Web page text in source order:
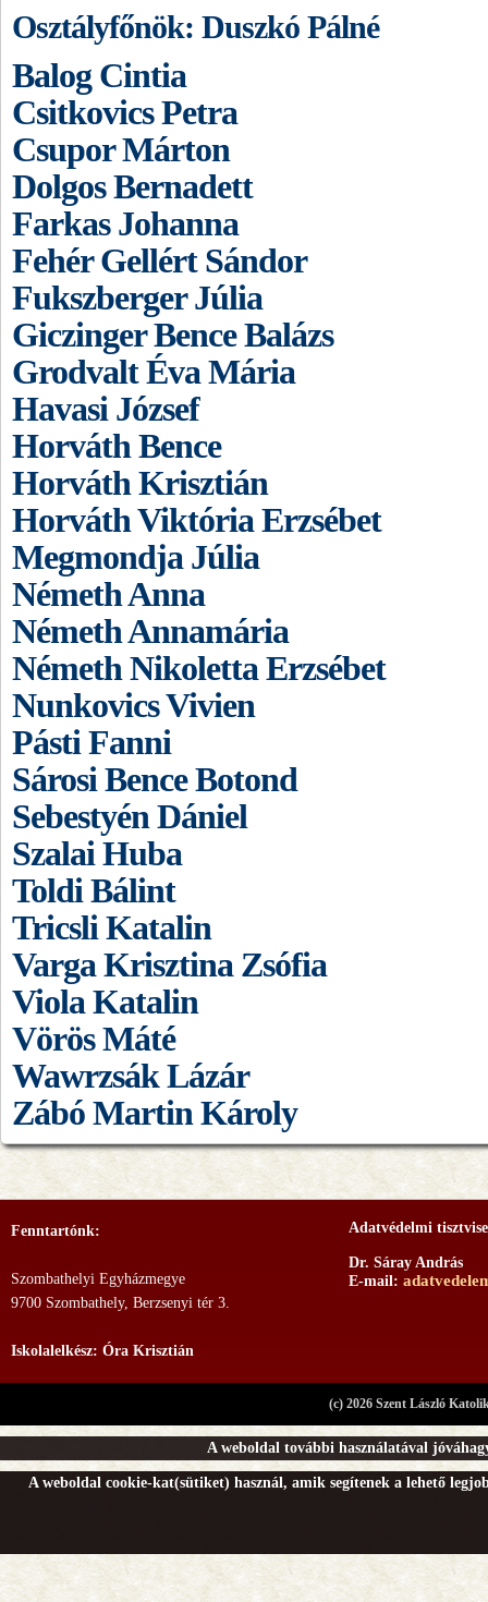
Osztályfőnök: Duszkó Pálné
Balog Cintia
Csitkovics Petra
Csupor Márton
Dolgos Bernadett
Farkas Johanna
Fehér Gellért Sándor
Fukszberger Júlia
Giczinger Bence Balázs
Grodvalt Éva Mária
Havasi József
Horváth Bence
Horváth Krisztián
Horváth Viktória Erzsébet
Megmondja Júlia
Németh Anna
Németh Annamária
Németh Nikoletta Erzsébet
Nunkovics Vivien
Pásti Fanni
Sárosi Bence Botond
Sebestyén Dániel
Szalai Huba
Toldi Bálint
Tricsli Katalin
Varga Krisztina Zsófia
Viola Katalin
Vörös Máté
Wawrzsák Lázár
Zábó Martin Károly
Fenntartónk:
Szombathelyi Egyházmegye
9700 Szombathely, Berzsenyi tér 3.
Iskolalelkész: Óra Krisztián
Adatvédelmi
Dr. Sáray András
E-mail:
(c) 2026 Szent László
A weboldal további használatával
A weboldal cookie-kat(sütiket) használ, amik segítenek a lehető